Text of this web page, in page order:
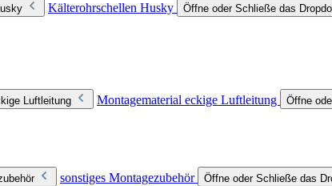
Kälterohrschellen Husky Öffne oder Schließe das
Luftleitung Montagematerial eckige Luftleitung Öffne
sonstiges Montagezubehör Öffne oder Schließe das